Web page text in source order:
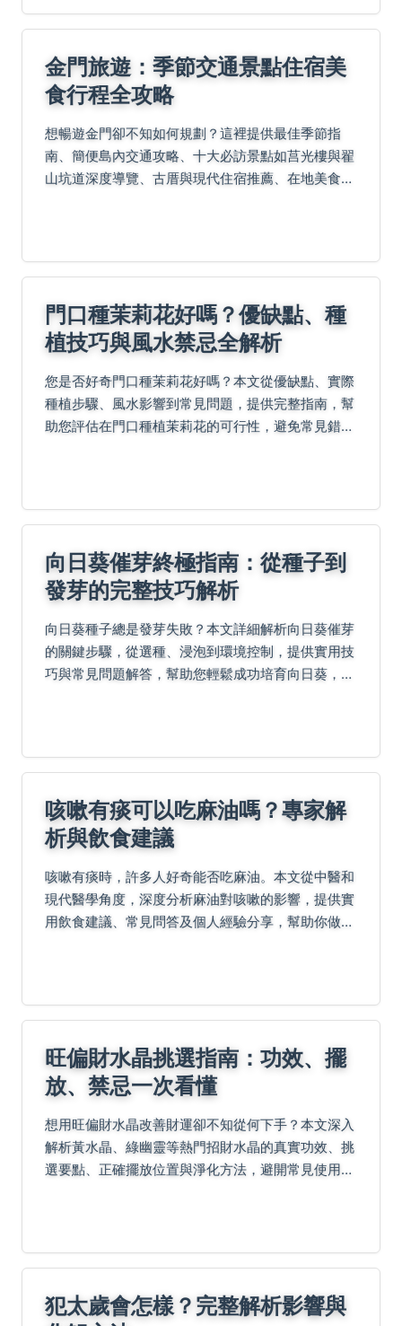
金門旅遊：季節交通景點住宿美
食行程全攻略
想暢遊金門卻不知如何規劃？這裡提供最佳季節指
南、簡便島內交通攻略、十大必訪景點如莒光樓與翟
山坑道深度導覽、古厝與現代住宿推薦、在地美食口
門口種茉莉花好嗎？優缺點、種
植技巧與風水禁忌全解析
您是否好奇門口種茉莉花好嗎？本文從優缺點、實際
種植步驟、風水影響到常見問題，提供完整指南，幫
助您評估在門口種植茉莉花的可行性，避免常見錯
向日葵催芽終極指南：從種子到
發芽的完整技巧解析
向日葵種子總是發芽失敗？本文詳細解析向日葵催芽
的關鍵步驟，從選種、浸泡到環境控制，提供實用技
巧與常見問題解答，幫助您輕鬆成功培育向日葵，避
咳嗽有痰可以吃麻油嗎？專家解
析與飲食建議
咳嗽有痰時，許多人好奇能否吃麻油。本文從中醫和
現代醫學角度，深度分析麻油對咳嗽的影響，提供實
用飲食建議、常見問答及個人經驗分享，幫助你做出
旺偏財水晶挑選指南：功效、擺
放、禁忌一次看懂
想用旺偏財水晶改善財運卻不知從何下手？本文深入
解析黃水晶、綠幽靈等熱門招財水晶的真實功效、挑
選要點、正確擺放位置與淨化方法，避開常見使用誤
犯太歲會怎樣？完整解析影響與